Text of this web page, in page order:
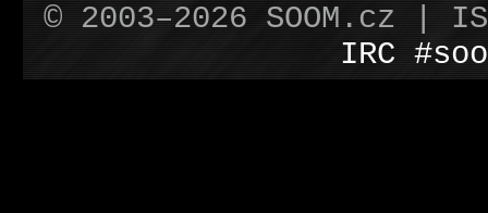
© 2003–2026 SOOM.cz |
IRC